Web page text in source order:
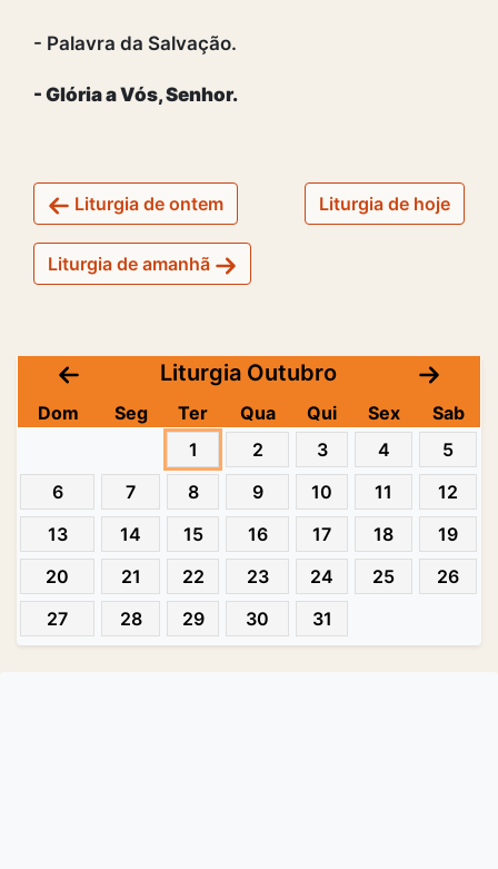
- Palavra da Salvação.
- Glória a Vós, Senhor.
Liturgia de ontem Liturgia de hoje
Liturgia de amanhã
Liturgia Outubro
Dom Seg Ter Qua Qui Sex
Sab
1
2 3 4
5
6
7 8 9 10 11
12
13
14 15 16 17 18
19
20
21 22 23 24 25
26
27
28 29 30 31